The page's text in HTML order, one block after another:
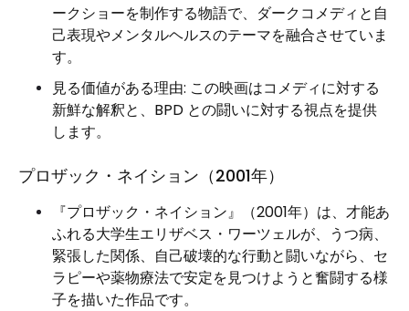
ークショーを制作する物語で、ダークコメディと自
己表現やメンタルヘルスのテーマを融合させていま
す。
見る価値がある理由: この映画はコメディに対する
新鮮な解釈と、BPD との闘いに対する視点を提供
します。
プロザック・ネイション（2001年）
『プロザック・ネイション』（2001年）は、才能あ
ふれる大学生エリザベス・ワーツェルが、うつ病、
緊張した関係、自己破壊的な行動と闘いながら、セ
ラピーや薬物療法で安定を見つけようと奮闘する様
子を描いた作品です。